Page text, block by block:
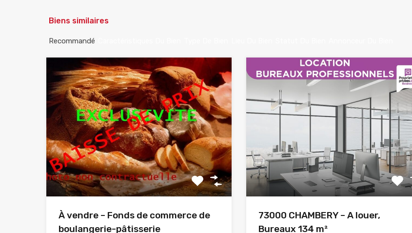
Biens similaires
Recommandé
À vendre – Fonds de commerce de
boulangerie-pâtisserie
73000 CHAMBERY – A louer,
Bureaux 134 m²